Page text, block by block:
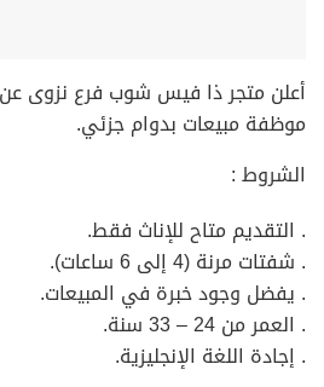
أعلن متجر ذا فيس شوب فرع نزوى
موظفة مبيعات بدوام جزئي.
الشروط :
. التقديم متاح للإناث فقط.
. شفتات مرنة (4 إلى 6 ساعات).
. يفضل وجود خبرة في المبيعات.
. العمر من 24 – 33 سنة.
. إجادة اللغة الإنجليزية.